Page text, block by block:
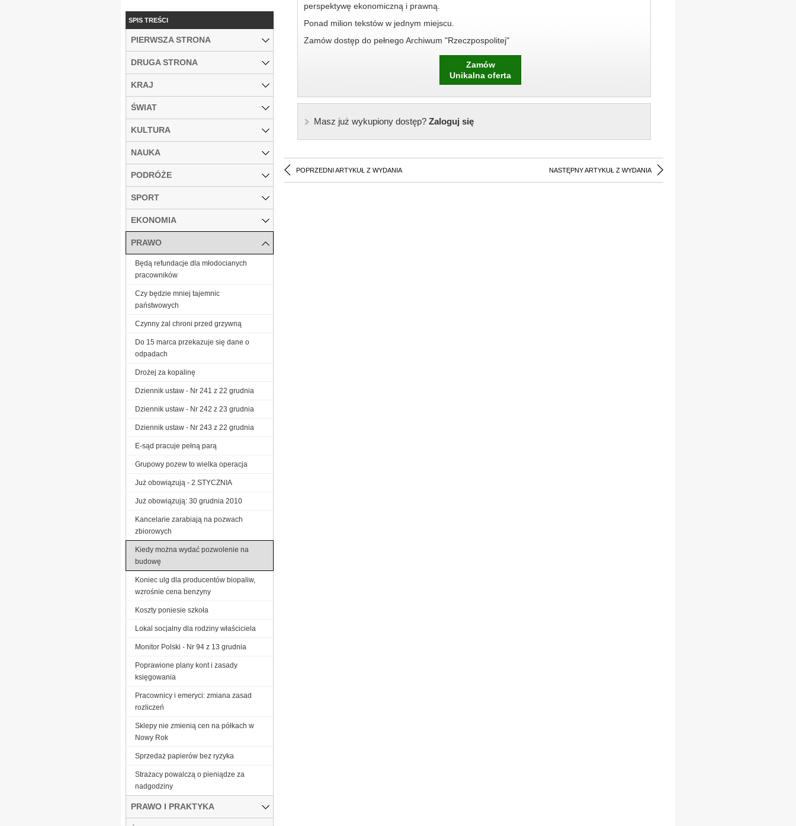
perspektywę ekonomiczną i prawną.
Ponad milion tekstów w jednym miejscu.
Zamów dostęp do pełnego Archiwum "Rzeczpospolitej"
Zamów
Unikalna oferta
Masz już wykupiony dostęp?Zaloguj się
POPRZEDNI ARTYKUŁ Z WYDANIA NASTĘPNY ARTYKUŁ Z WYDANIA
SPIS TREŚCI
PIERWSZA STRONA
DRUGA STRONA
KRAJ
ŚWIAT
KULTURA
NAUKA
PODRÓŻE
SPORT
EKONOMIA
PRAWO
Będą refundacje dla młodocianych
pracowników
Czy będzie mniej tajemnic
państwowych
Czynny żal chroni przed grzywną
Do 15 marca przekazuje się dane o
odpadach
Drożej za kopalinę
Dziennik ustaw - Nr 241 z 22 grudnia
Dziennik ustaw - Nr 242 z 23 grudnia
Dziennik ustaw - Nr 243 z 22 grudnia
E-sąd pracuje pełną parą
Grupowy pozew to wielka operacja
Już obowiązują - 2 STYCZNIA
Już obowiązują: 30 grudnia 2010
Kancelarie zarabiają na pozwach
zbiorowych
Kiedy można wydać pozwolenie na
budowę
Koniec ulg dla producentów biopaliw,
wzrośnie cena benzyny
Koszty poniesie szkoła
Lokal socjalny dla rodziny właściciela
Monitor Polski - Nr 94 z 13 grudnia
Poprawione plany kont i zasady
księgowania
Pracownicy i emeryci: zmiana zasad
rozliczeń
Sklepy nie zmienią cen na półkach w
Nowy Rok
Sprzedaż papierów bez ryzyka
Strażacy powalczą o pieniądze za
nadgodziny
PRAWO I PRAKTYKA